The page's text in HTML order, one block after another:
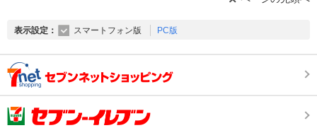
表示設定 スマートフォン版 PC版